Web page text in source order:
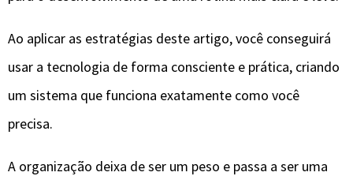
Ao aplicar as estratégias deste artigo, você conseguirá
usar a tecnologia de forma consciente e prática, criando
um sistema que funciona exatamente como você
precisa.
A organização deixa de ser um peso e passa a ser uma